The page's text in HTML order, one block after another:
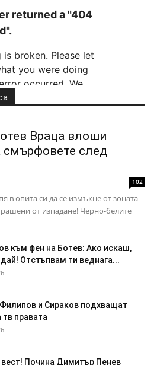
Враца влоши
след
102
в опита си да се измъкне от зоната
от изпадане! Черно-белите
към фен на Ботев: Ако искаш,
Отстъпвам ти веднага...
и Сираков подхващат
тв правата
Почина Димитър Пенев